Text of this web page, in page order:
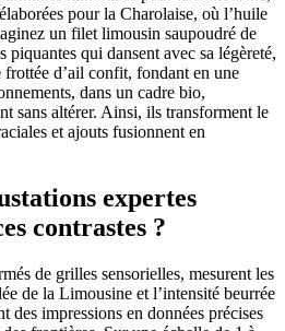
pour la Charolaise, où l’huile
un filet limousin saupoudré de
qui dansent avec sa légèreté,
frottée d’ail confit, fondant en une
dans un cadre bio,
sans altérer. Ainsi, ils transforment le
et ajouts fusionnent en
expertes
contrastes ?
de grilles sensorielles, mesurent les
de la Limousine et l’intensité beurrée
des impressions en données précises